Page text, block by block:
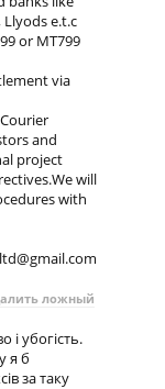
Llyods e.t.c
or MT799
via
and
project
will
with
ложный
і убогість.
я б
за таку